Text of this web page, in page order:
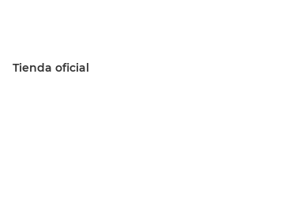
Tienda oficial